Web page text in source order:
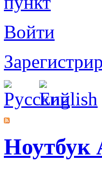
Войти
Ноутбук